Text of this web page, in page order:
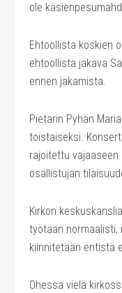
ole
Ehtoollista koskien
ehtoollista jakava
ennen jakamista.
Pietarin Pyhän
toistaiseksi.
rajoitettu vajaaseen
osallistujan
Kirkon
työtään normaalisti,
kiinnitetään entistä
Ohessa vielä